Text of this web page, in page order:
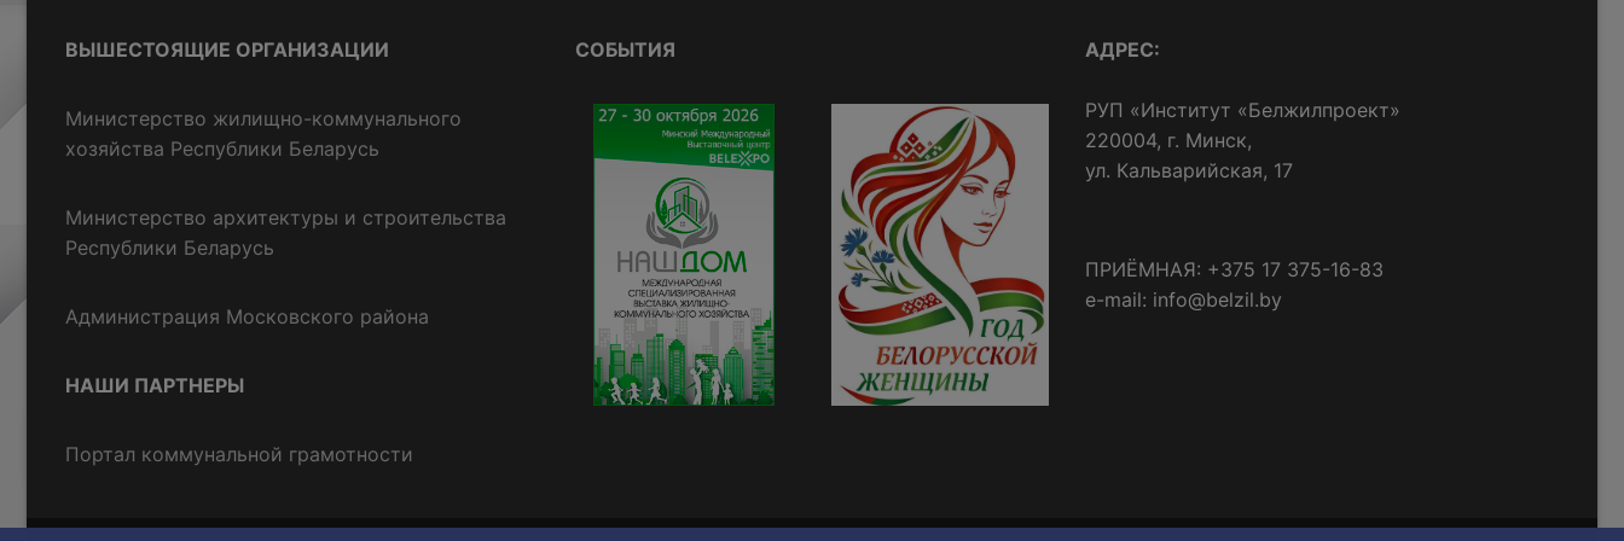
ВЫШЕСТОЯЩИЕ ОРГАНИЗАЦИИ
Министерство жилищно-коммунального
хозяйства Республики Беларусь
Министерство архитектуры и строительства
Республики Беларусь
Администрация Московского района
НАШИ ПАРТНЕРЫ
Портал коммунальной грамотности
СОБЫТИЯ АДРЕС:
РУП «Институт «Белжилпроект»
220004, г. Минск,
ул. Кальварийская, 17
ПРИЁМНАЯ: +375 17 375-16-83
e-mail: info@belzil.by